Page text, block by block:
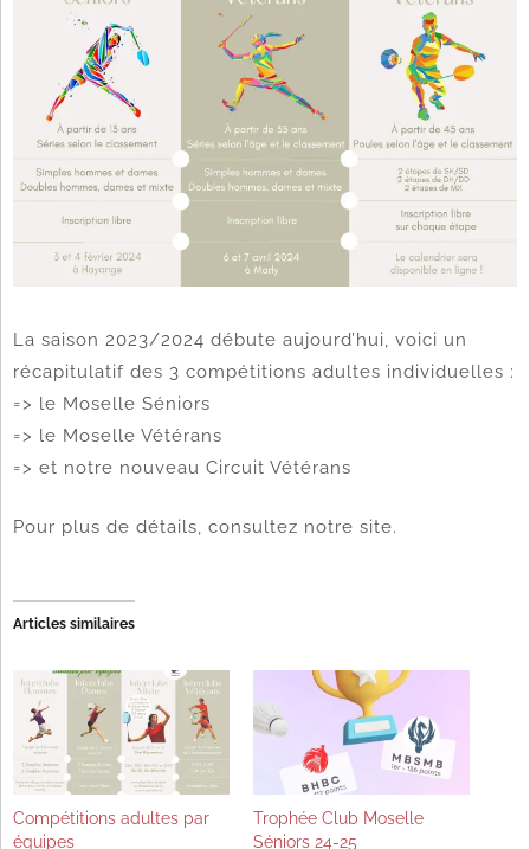
La saison 2023/2024 débute aujourd’hui, voici un
récapitulatif des 3 compétitions adultes individuelles :
=> le Moselle Séniors
=> le Moselle Vétérans
=> et notre nouveau Circuit Vétérans
Pour plus de détails, consultez notre site.
Articles similaires
Compétitions adultes par
équipes
Trophée Club Moselle
Séniors 24-25